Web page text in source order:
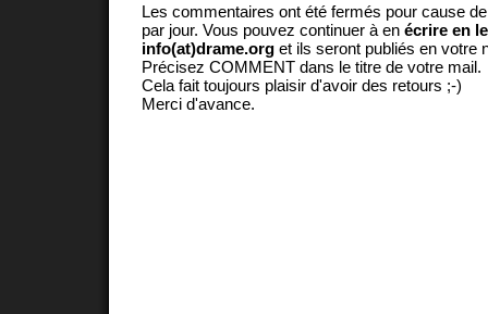
Les commentaires ont été fermés pour cause
par jour. Vous pouvez continuer à en écrire en
info(at)drame.org et ils seront publiés en votre
Précisez COMMENT dans le titre de votre mail.
Cela fait toujours plaisir d'avoir des retours ;-)
Merci d'avance.